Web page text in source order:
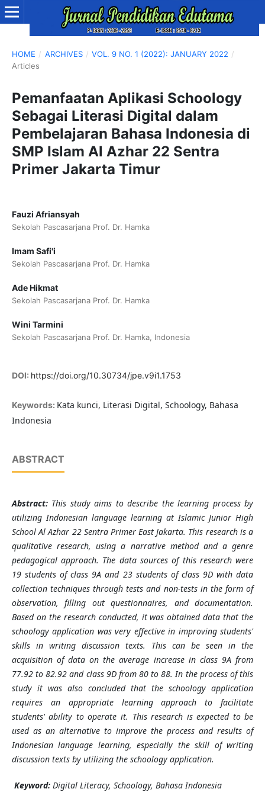
HOME / ARCHIVES / VOL. 9 NO. 1 (2022): JANUARY 2022 /
Articles
Pemanfaatan Aplikasi Schoology
Sebagai Literasi Digital dalam
Pembelajaran Bahasa Indonesia di
SMP Islam Al Azhar 22 Sentra
Primer Jakarta Timur
Fauzi Afriansyah
Sekolah Pascasarjana Prof. Dr. Hamka
Imam Safi'i
Sekolah Pascasarjana Prof. Dr. Hamka
Ade Hikmat
Sekolah Pascasarjana Prof. Dr. Hamka
Wini Tarmini
Sekolah Pascasarjana Prof. Dr. Hamka, Indonesia
DOI: https://doi.org/10.30734/jpe.v9i1.1753
Keywords: Kata kunci, Literasi Digital, Schoology, Bahasa
Indonesia
ABSTRACT
Abstract:This study aims to describe the learning process by
utilizing Indonesian language learning at Islamic Junior High
School Al Azhar 22 Sentra Primer East Jakarta. This research is a
qualitative research, using a narrative method and a genre
pedagogical approach. The data sources of this research were
19 students of class 9A and 23 students of class 9D with data
collection techniques through tests and non-tests in the form of
observation, filling out questionnaires, and documentation.
Based on the research conducted, it was obtained data that the
schoology application was very effective in improving students'
skills in writing discussion texts. This can be seen in the
acquisition of data on the average increase in class 9A from
77.92 to 82.92 and class 9D from 80 to 88. In the process of this
study it was also concluded that the schoology application
requires an appropriate learning approach to facilitate
students' ability to operate it. This research is expected to be
used as an alternative to improve the process and results of
Indonesian language learning, especially the skill of writing
discussion texts by utilizing the schoology application.
Keyword: Digital Literacy, Schoology, Bahasa Indonesia